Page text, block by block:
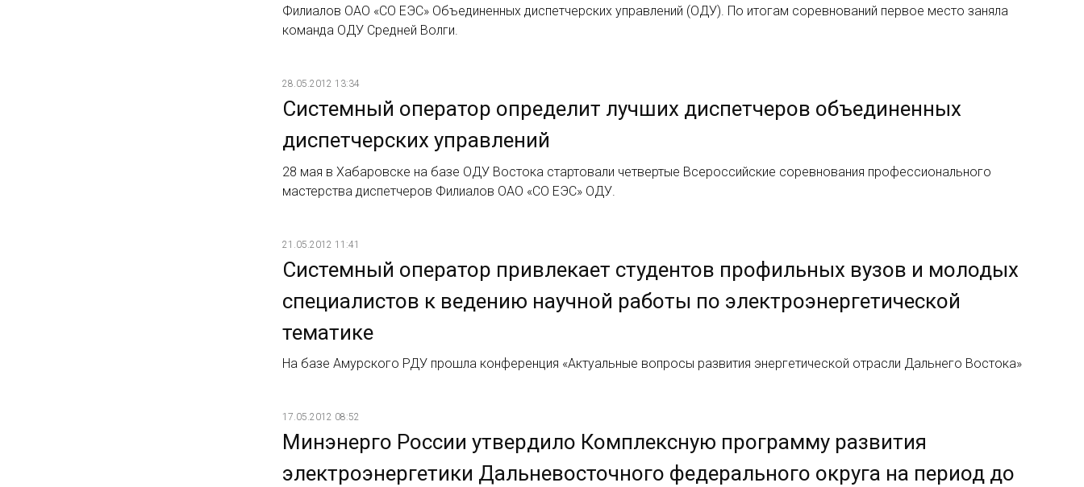
Филиалов ОАО «СО ЕЭС» Объединенных диспетчерских управлений (ОДУ). По итогам соревнований первое место заняла
команда ОДУ Средней Волги.
28.05.2012 13:34
Системный оператор определит лучших диспетчеров объединенных
диспетчерских управлений
28 мая в Хабаровске на базе ОДУ Востока стартовали четвертые Всероссийские соревнования профессионального
мастерства диспетчеров Филиалов ОАО «СО ЕЭС» ОДУ.
21.05.2012 11:41
Системный оператор привлекает студентов профильных вузов и молодых
специалистов к ведению научной работы по электроэнергетической
тематике
На базе Амурского РДУ прошла конференция «Актуальные вопросы развития энергетической отрасли Дальнего Востока»
17.05.2012 08:52
Минэнерго России утвердило Комплексную программу развития
электроэнергетики Дальневосточного федерального округа на период до